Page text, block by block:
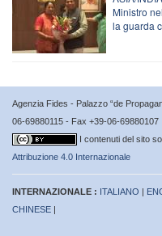
Ministro
la guarda
Agenzia Fides - Palazzo “de
06-69880115 - Fax +39-06-69880107
I contenuti del sito
Attribuzione 4.0 Internazionale
INTERNAZIONALE : ITALIANO |
CHINESE |